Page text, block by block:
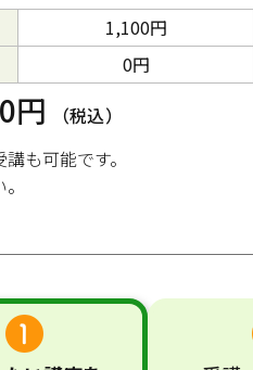
1,100円
0円
円
（税込）
も可能です。